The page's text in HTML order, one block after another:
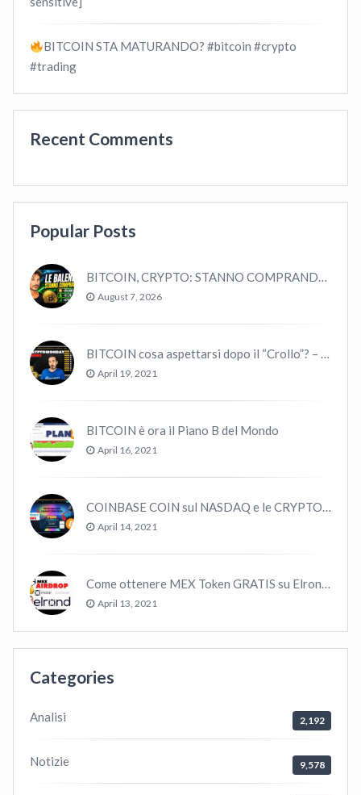
BITCOIN STA MATURANDO? #bitcoin #crypto
#trading
Recent Comments
Popular Posts
BITCOIN, CRYPTO: STANNO COMPRANDO TUTTI (GUARDA QUESTI DATI), EPPURE…
August 7, 2026
BITCOIN cosa aspettarsi dopo il “Crollo”? – CryptoMonday NEWS w16/’21
April 19, 2021
BITCOIN è ora il Piano B del Mondo
April 16, 2021
COINBASE COIN sul NASDAQ e le CRYPTO volano!
April 14, 2021
Come ottenere MEX Token GRATIS su Elrond ?
April 13, 2021
Categories
Analisi 2,192
Notizie 9,578